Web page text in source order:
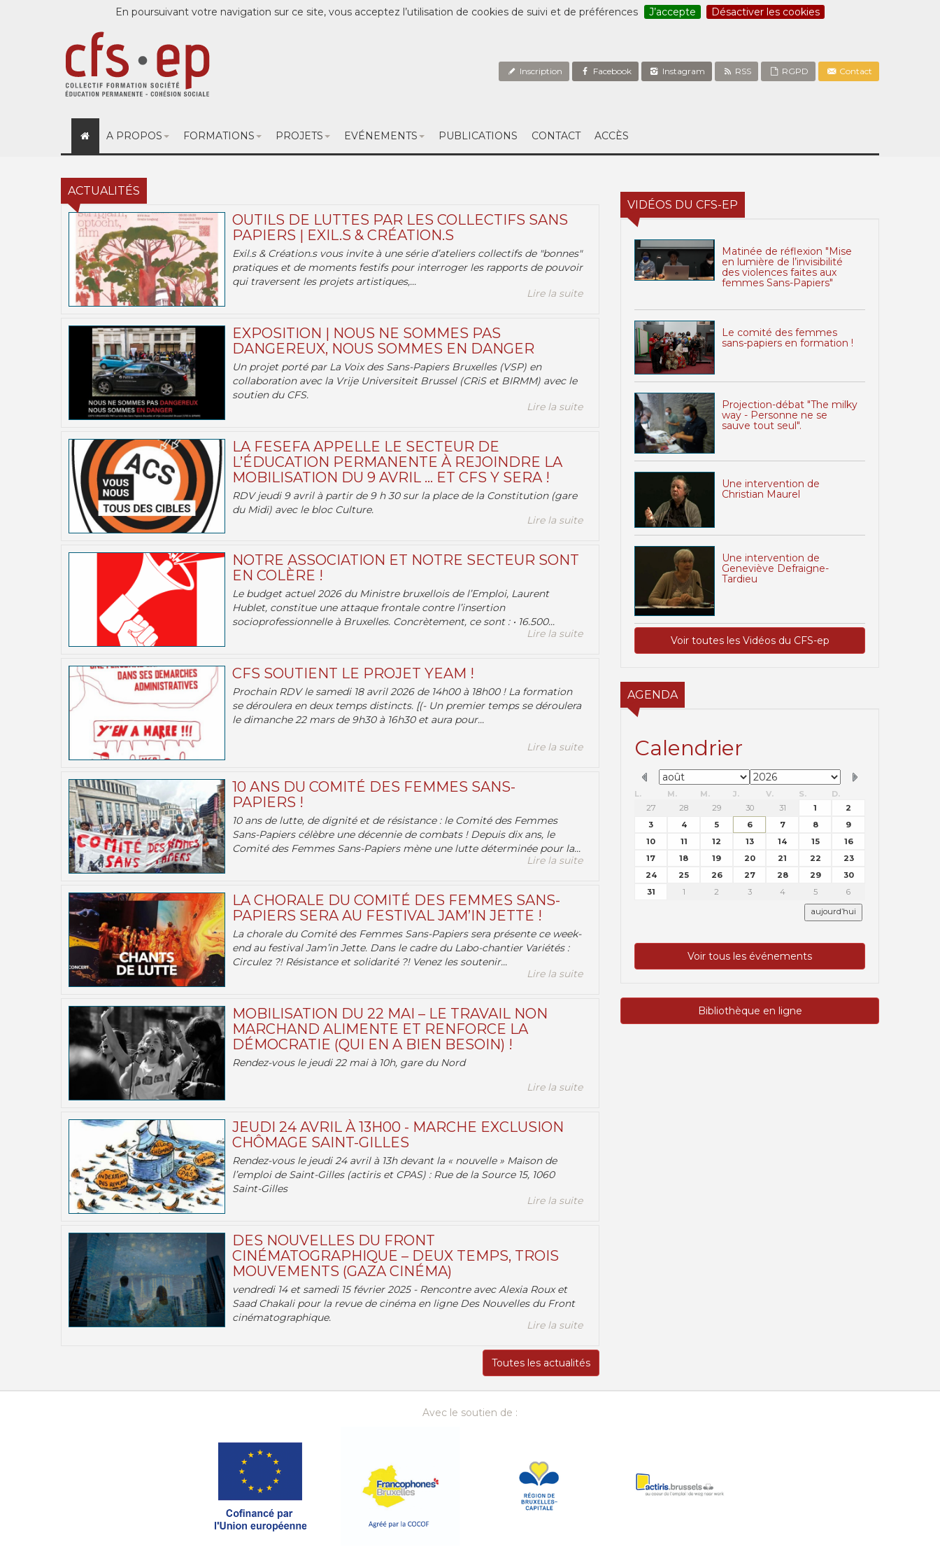
En poursuivant votre navigation sur ce site, vous acceptez l’utilisation de cookies de suivi et de préférences J’accepte Désactiver les cookies
Inscription Facebook Instagram RSS RGPD Contact
A PROPOS FORMATIONS PROJETS EVÉNEMENTS PUBLICATIONS CONTACT ACCÈS
ACTUALITÉS
OUTILS DE LUTTES PAR LES COLLECTIFS SANS
PAPIERS | EXIL.S & CRÉATION.S
Exil.s & Création.s vous invite à une série d’ateliers collectifs de "bonnes"
pratiques et de moments festifs pour interroger les rapports de pouvoir
qui traversent les projets artistiques,...
Lire la suite
EXPOSITION | NOUS NE SOMMES PAS
DANGEREUX, NOUS SOMMES EN DANGER
Un projet porté par La Voix des Sans-Papiers Bruxelles (VSP) en
collaboration avec la Vrije Universiteit Brussel (CRiS et BIRMM) avec le
soutien du CFS.
Lire la suite
LA FESEFA APPELLE LE SECTEUR DE
L’ÉDUCATION PERMANENTE À REJOINDRE LA
MOBILISATION DU 9 AVRIL … ET CFS Y SERA !
RDV jeudi 9 avril à partir de 9 h 30 sur la place de la Constitution (gare
du Midi) avec le bloc Culture.
Lire la suite
NOTRE ASSOCIATION ET NOTRE SECTEUR SONT
EN COLÈRE !
Le budget actuel 2026 du Ministre bruxellois de l’Emploi, Laurent
Hublet, constitue une attaque frontale contre l’insertion
socioprofessionnelle à Bruxelles. Concrètement, ce sont : • 16.500...
Lire la suite
CFS SOUTIENT LE PROJET YEAM !
Prochain RDV le samedi 18 avril 2026 de 14h00 à 18h00 ! La formation
se déroulera en deux temps distincts. [(- Un premier temps se déroulera
le dimanche 22 mars de 9h30 à 16h30 et aura pour...
Lire la suite
10 ANS DU COMITÉ DES FEMMES SANS-
PAPIERS !
10 ans de lutte, de dignité et de résistance : le Comité des Femmes
Sans-Papiers célèbre une décennie de combats ! Depuis dix ans, le
Comité des Femmes Sans-Papiers mène une lutte déterminée pour la...
Lire la suite
LA CHORALE DU COMITÉ DES FEMMES SANS-
PAPIERS SERA AU FESTIVAL JAM’IN JETTE !
La chorale du Comité des Femmes Sans-Papiers sera présente ce week-
end au festival Jam’in Jette. Dans le cadre du Labo-chantier Variétés :
Circulez ?! Résistance et solidarité ?! Venez les soutenir...
Lire la suite
MOBILISATION DU 22 MAI – LE TRAVAIL NON
MARCHAND ALIMENTE ET RENFORCE LA
DÉMOCRATIE (QUI EN A BIEN BESOIN) !
Rendez-vous le jeudi 22 mai à 10h, gare du Nord
Lire la suite
JEUDI 24 AVRIL À 13H00 - MARCHE EXCLUSION
CHÔMAGE SAINT-GILLES
Rendez-vous le jeudi 24 avril à 13h devant la « nouvelle » Maison de
l’emploi de Saint-Gilles (actiris et CPAS) : Rue de la Source 15, 1060
Saint-Gilles
Lire la suite
DES NOUVELLES DU FRONT
CINÉMATOGRAPHIQUE – DEUX TEMPS, TROIS
MOUVEMENTS (GAZA CINÉMA)
vendredi 14 et samedi 15 février 2025 - Rencontre avec Alexia Roux et
Saad Chakali pour la revue de cinéma en ligne Des Nouvelles du Front
cinématographique.
Lire la suite
Toutes les actualités
VIDÉOS DU CFS-EP
Matinée de réflexion "Mise
en lumière de l’invisibilité
des violences faites aux
femmes Sans-Papiers"
Le comité des femmes
sans-papiers en formation !
Projection-débat "The milky
way - Personne ne se
sauve tout seul".
Une intervention de
Christian Maurel
Une intervention de
Geneviève Defraigne-
Tardieu
Voir toutes les Vidéos du CFS-ep
AGENDA
Calendrier
L. M. M. J. V. S.
D.
27
28 29 30 31 1
2
3
4 5 6 7 8
9
10
11 12 13 14 15
16
17
18 19 20 21 22
23
24
25 26 27 28 29
30
31
1 2 3 4 5 6
aujourd’hui
Voir tous les événements
Bibliothèque en ligne
Avec le soutien de :